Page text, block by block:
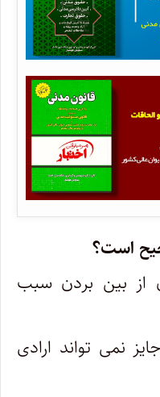
از بین بردن سبب
نمی تواند ارادی